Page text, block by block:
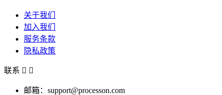
关于我们
加入我们
服务条款
隐私政策
联系  
邮箱：support@processon.com